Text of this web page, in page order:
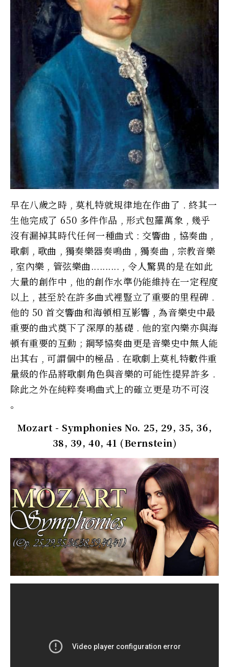
早在八歲之時 , 莫札特就規律地在作曲了 . 終其一
生他完成了 650 多件作品 , 形式包羅萬象 , 幾乎
沒有漏掉其時代任何一種曲式 : 交響曲 , 協奏曲 ,
歌劇 , 歌曲 , 獨奏樂器奏鳴曲 , 獨奏曲 , 宗教音樂
, 室內樂 , 管弦樂曲.......... , 令人驚異的是在如此
大量的創作中 , 他的創作水準仍能維持在一定程度
以上 , 甚至於在許多曲式裡豎立了重要的里程碑 .
他的 50 首交響曲和海頓相互影響 , 為音樂史中最
重要的曲式奠下了深厚的基礎 . 他的室內樂亦與海
頓有重要的互動 ; 鋼琴協奏曲更是音樂史中無人能
出其右 , 可謂個中的極品 . 在歌劇上莫札特數件重
量級的作品將歌劇角色與音樂的可能性提昇許多 .
除此之外在純粹奏鳴曲式上的確立更是功不可沒
。
Mozart - Symphonies No. 25, 29, 35, 36,
38, 39, 40, 41 (Bernstein)